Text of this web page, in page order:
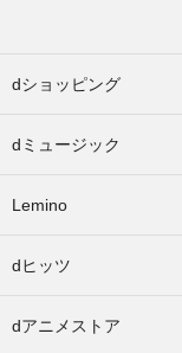
dショッピング
dミュージック
Lemino
dヒッツ
dアニメストア